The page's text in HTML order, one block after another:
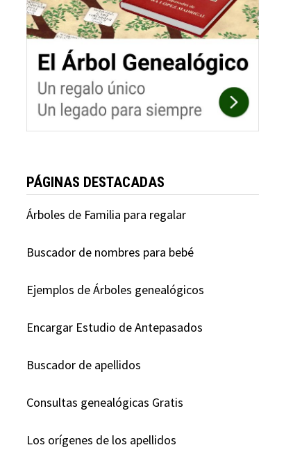
PÁGINAS DESTACADAS
Árboles de Familia para regalar
Buscador de nombres para bebé
Ejemplos de Árboles genealógicos
Encargar Estudio de Antepasados
Buscador de apellidos
Consultas genealógicas Gratis
Los orígenes de los apellidos